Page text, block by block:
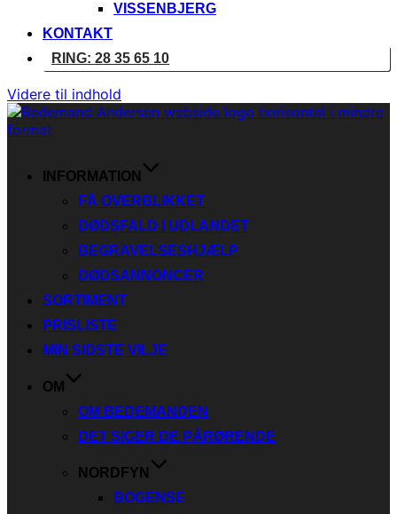
VISSENBJERG
KONTAKT
RING: 28 35 65 10
Videre til indhold
INFORMATION
FÅ OVERBLIKKET
DØDSFALD I UDLANDET
BEGRAVELSESHJÆLP
DØDSANNONCER
SORTIMENT
PRISLISTE
MIN SIDSTE VILJE
OM
OM BEDEMANDEN
DET SIGER DE PÅRØRENDE
NORDFYN
BOGENSE